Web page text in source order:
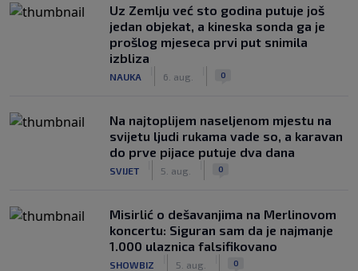
Uz Zemlju već sto godina putuje još
jedan objekat, a kineska sonda ga je
prošlog mjeseca prvi put snimila
izbliza
NAUKA 6. aug. 0
Na najtoplijem naseljenom mjestu na
svijetu ljudi rukama vade so, a karavan
do prve pijace putuje dva dana
SVIJET 5. aug. 0
Misirlić o dešavanjima na Merlinovom
koncertu: Siguran sam da je najmanje
1.000 ulaznica falsifikovano
SHOWBIZ 5. aug. 0